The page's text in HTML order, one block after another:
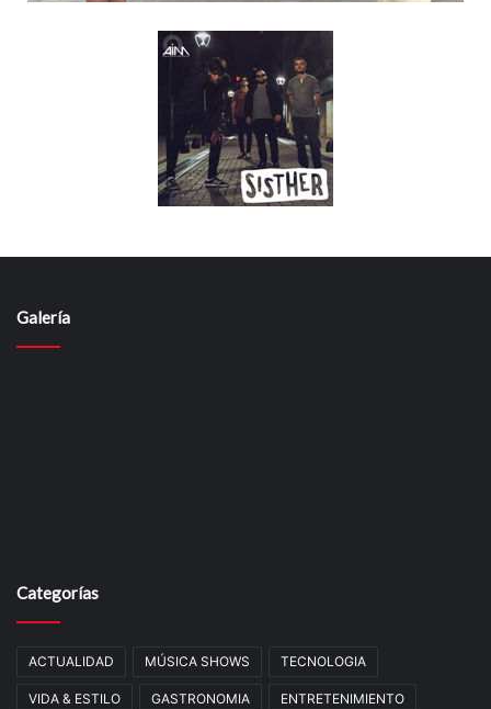
Galería
Categorías
ACTUALIDAD MÚSICA SHOWS TECNOLOGIA
VIDA & ESTILO GASTRONOMIA ENTRETENIMIENTO